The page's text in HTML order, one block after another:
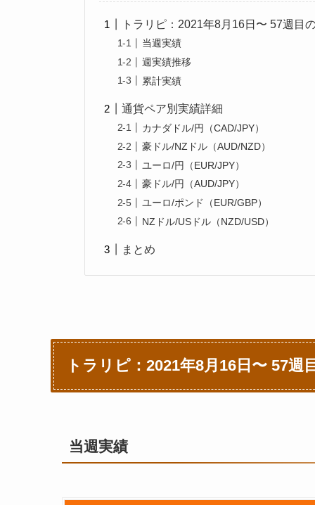
トラリピ：2021年8月16日〜 57週目
当週実績
週実績推移
累計実績
通貨ペア別実績詳細
カナダドル/円（CAD/JPY）
豪ドル/NZドル（AUD/NZD）
ユーロ/円（EUR/JPY）
豪ドル/円（AUD/JPY）
ユーロ/ポンド（EUR/GBP）
NZドル/USドル（NZD/USD）
まとめ
トラリピ：2021年8月16日〜 57週
当週実績